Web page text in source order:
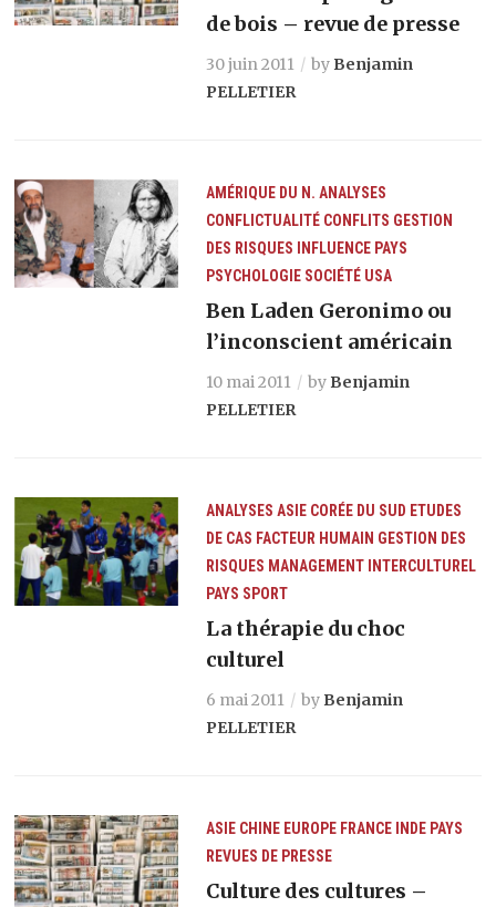
de bois – revue de presse
30 juin 2011 by Benjamin
PELLETIER
AMÉRIQUE DU N. ANALYSES
CONFLICTUALITÉ CONFLITS GESTION
DES RISQUES
INFLUENCE PAYS
PSYCHOLOGIE SOCIÉTÉ USA
Ben Laden Geronimo ou
l’inconscient américain
10 mai 2011 by Benjamin
PELLETIER
ANALYSES ASIE CORÉE DU SUD ETUDES
DE CAS FACTEUR HUMAIN GESTION DES
RISQUES MANAGEMENT INTERCULTUREL
PAYS SPORT
La thérapie du choc
culturel
6 mai 2011 by Benjamin
PELLETIER
ASIE CHINE EUROPE FRANCE INDE PAYS
REVUES DE PRESSE
Culture des cultures –